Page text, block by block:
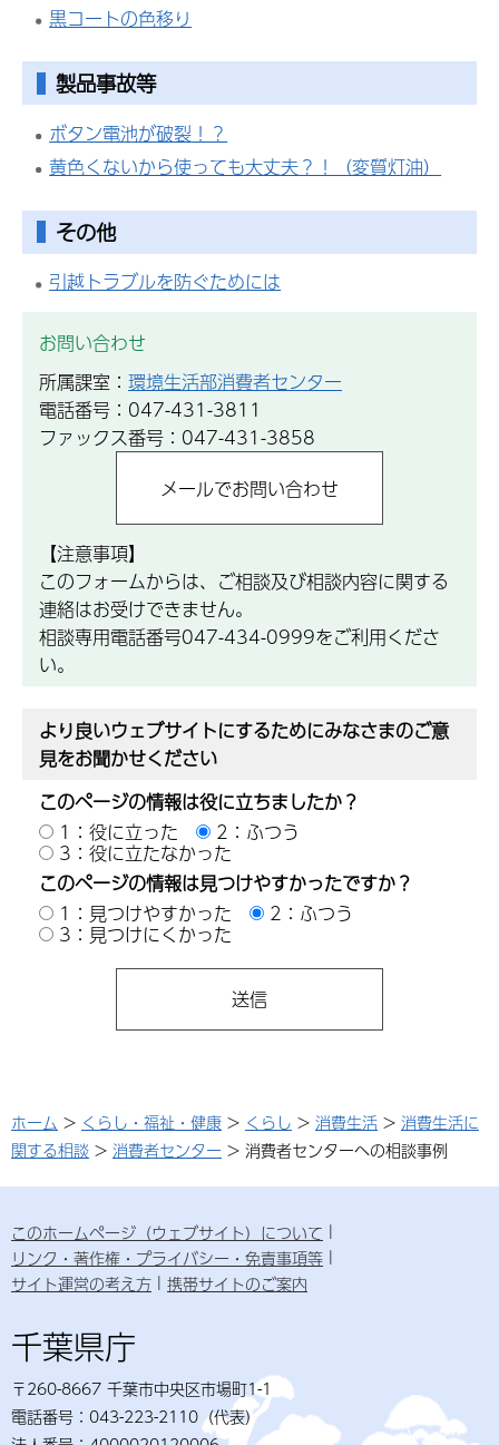
黒コートの色移り
製品事故等
ボタン電池が破裂！？
黄色くないから使っても大丈夫？！（変質灯油）
その他
引越トラブルを防ぐためには
お問い合わせ
所属課室： 環境生活部消費者センター
電話番号：047-431-3811
ファックス番号：047-431-3858
【注意事項】
このフォームからは、ご相談及び相談内容に関する
連絡はお受けできません。
相談専用電話番号047-434-0999をご利用くださ
い。
より良いウェブサイトにするためにみなさまのご意
見をお聞かせください
このページの情報は役に立ちましたか？
1：役に立った
2：ふつう
3：役に立たなかった
このページの情報は見つけやすかったですか？
1：見つけやすかった
2：ふつう
3：見つけにくかった
ホーム > くらし・福祉・健康 > くらし > 消費生活 > 消費生活に
関する相談 > 消費者センター > 消費者センターへの相談事例
このホームページ（ウェブサイト）について
リンク・著作権・プライバシー・免責事項等
サイト運営の考え方
携帯サイトのご案内
千葉県庁
〒260-8667 千葉市中央区市場町1-1
電話番号：043-223-2110（代表）